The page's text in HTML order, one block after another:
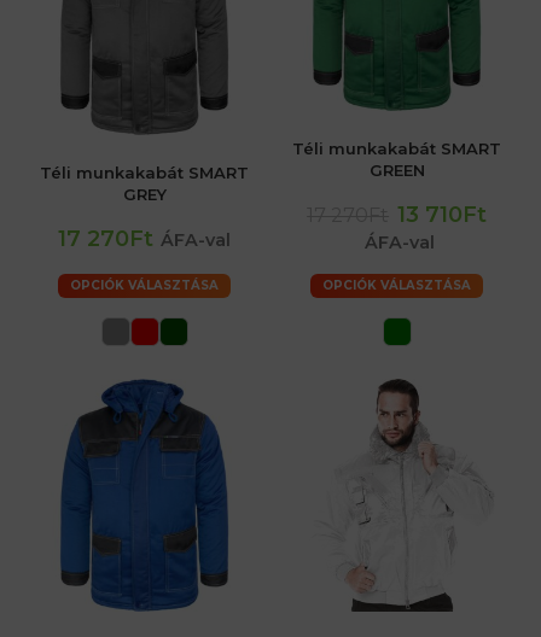
Téli munkakabát SMART
GREY
17 270Ft ÁFA-val
OPCIÓK VÁLASZTÁSA
Téli munkakabát SMART
GREEN
13 710Ft
ÁFA-val
OPCIÓK VÁLASZTÁSA